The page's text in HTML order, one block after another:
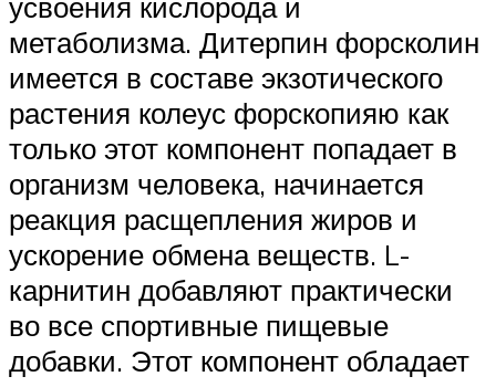
метаболизма. Дитерпин форсколин
имеется в составе экзотического
растения колеус форскопияю как
только этот компонент попадает в
организм человека, начинается
реакция расщепления жиров и
ускорение обмена веществ. L-
карнитин добавляют практически
во все спортивные пищевые
добавки. Этот компонент обладает